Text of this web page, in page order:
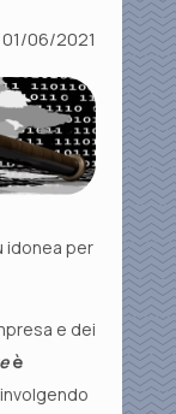
01/06/2021
idonea per
e dei
è